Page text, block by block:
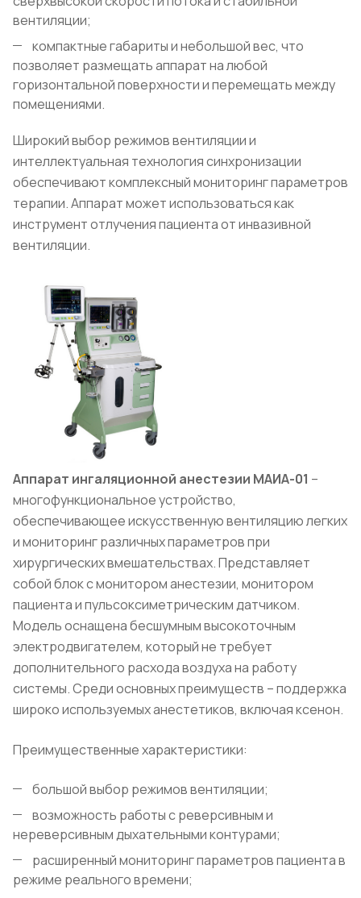
вентиляции;
компактные габариты и небольшой вес, что
позволяет размещать аппарат на любой
горизонтальной поверхности и перемещать между
помещениями.
Широкий выбор режимов вентиляции и
интеллектуальная технология синхронизации
обеспечивают комплексный мониторинг параметров
терапии. Аппарат может использоваться как
инструмент отлучения пациента от инвазивной
вентиляции.
Аппарат ингаляционной анестезии МАИА-01 –
многофункциональное устройство,
обеспечивающее искусственную вентиляцию легких
и мониторинг различных параметров при
хирургических вмешательствах. Представляет
собой блок с монитором анестезии, монитором
пациента и пульсоксиметрическим датчиком.
Модель оснащена бесшумным высокоточным
электродвигателем, который не требует
дополнительного расхода воздуха на работу
системы. Среди основных преимуществ – поддержка
широко используемых анестетиков, включая ксенон.
Преимущественные характеристики:
большой выбор режимов вентиляции;
возможность работы с реверсивным и
нереверсивным дыхательными контурами;
расширенный мониторинг параметров пациента в
режиме реального времени;